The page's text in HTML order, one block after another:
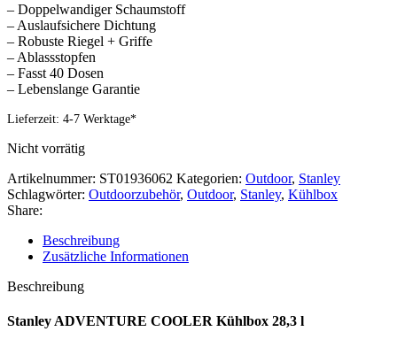
– Doppelwandiger Schaumstoff
– Auslaufsichere Dichtung
– Robuste Riegel + Griffe
– Ablassstopfen
– Fasst 40 Dosen
– Lebenslange Garantie
Lieferzeit: 4-7 Werktage*
Nicht vorrätig
Artikelnummer: ST01936062 Kategorien: Outdoor, Stanley
Schlagwörter: Outdoorzubehör, Outdoor, Stanley, Kühlbox
Share:
Beschreibung
Zusätzliche Informationen
Beschreibung
Stanley ADVENTURE COOLER Kühlbox 28,3 l